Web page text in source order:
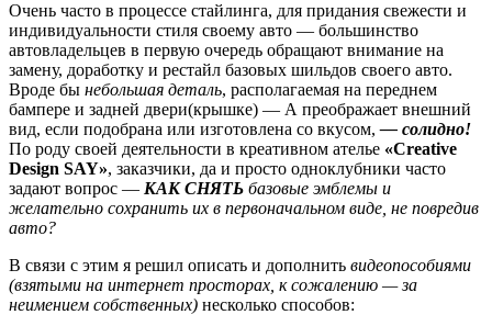
Очень часто в процессе стайлинга, для придания свежести и
индивидуальности стиля своему авто — большинство
автовладельцев в первую очередь обращают внимание на
замену, доработку и рестайл базовых шильдов своего авто.
Вроде бы небольшая деталь, располагаемая на переднем
бампере и задней двери(крышке) — А преображает внешний
вид, если подобрана или изготовлена со вкусом,— солидно!
По роду своей деятельности в креативном ателье «Creative
Design SAY», заказчики, да и просто одноклубники часто
задают вопрос — КАК СНЯТЬ базовые эмблемы и
желательно сохранить их в первоначальном виде, не повредив
авто?
В связи с этим я решил описать и дополнить видеопособиями
(взятыми на интернет просторах, к сожалению — за
неимением собственных) несколько способов: